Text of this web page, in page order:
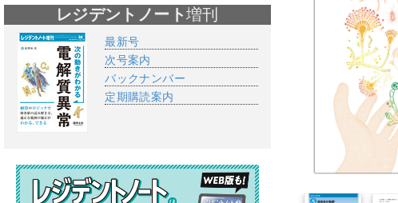
レジデントノート増刊
最新号
次号案内
バックナンバー
定期購読案内